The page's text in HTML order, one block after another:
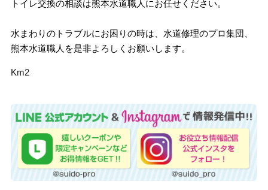
トイレ交換の相談は熊本水道職人にお任せください。
水まわりのトラブルにお困りの時は、水道修理のプロ集団、
熊本水道職人を是非よろしくお願いします。
Km2